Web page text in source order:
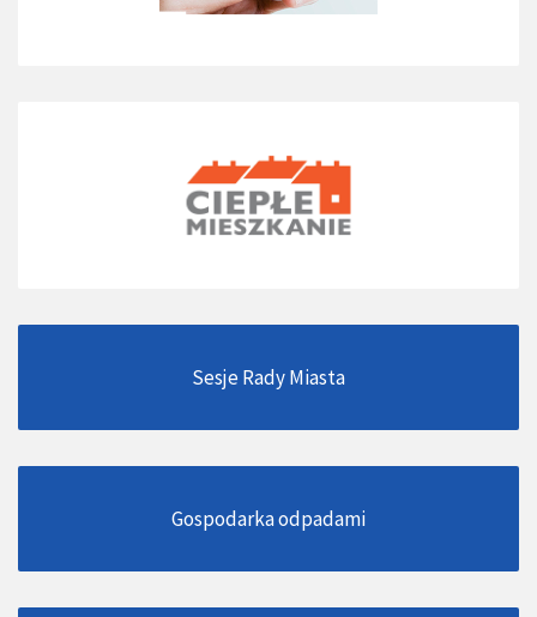
Sesje Rady Miasta
Gospodarka odpadami